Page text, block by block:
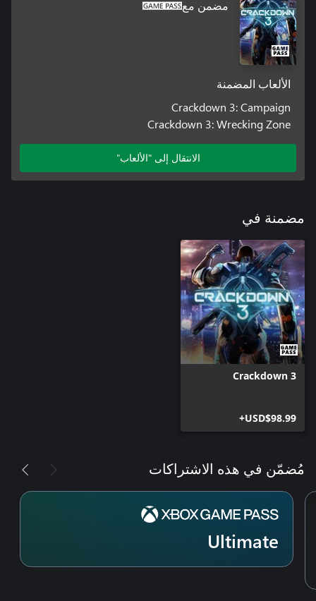
مضمن مع
الألعاب المضمنة
Crackdown 3: Campaign
Crackdown 3: Wrecking Zone
الانتقال إلى "الألعاب"
مضمنة في
Crackdown 3
USD$98.99+
مُضمّن في هذه الاشتراكات
Ultimate